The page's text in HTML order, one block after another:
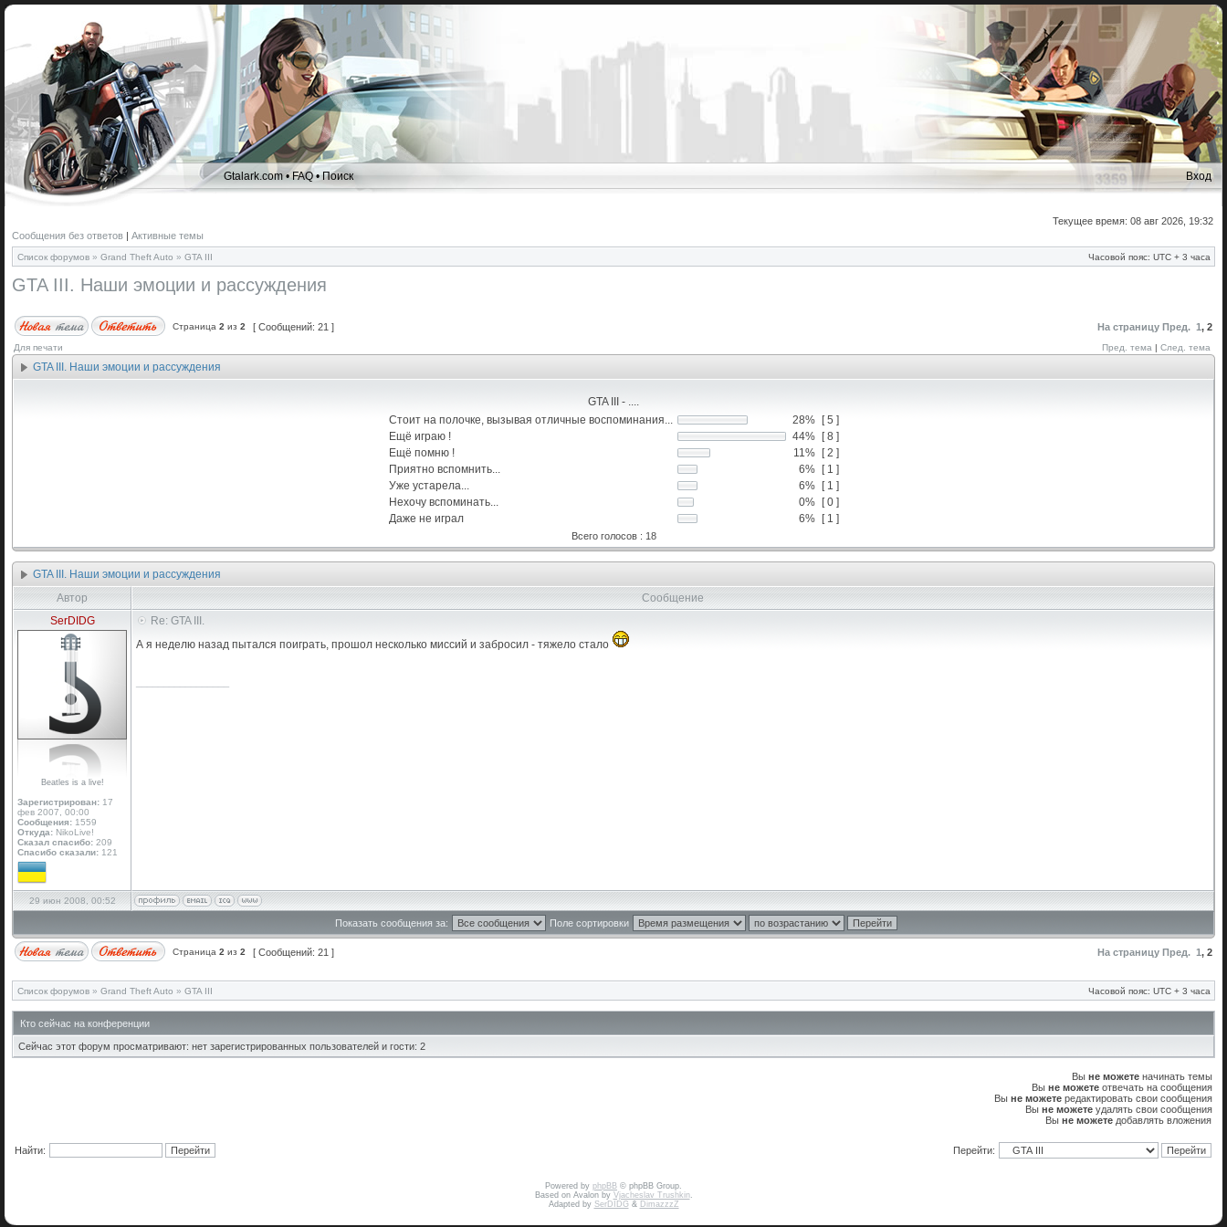
Gtalark.com •FAQ•Поиск Вход
Текущее время: 08 авг 2026, 19:32
Сообщения без ответов | Активные темы
Список форумов » Grand Theft Auto » GTA III Часовой пояс: UTC + 3 часа
GTA III. Наши эмоции и рассуждения
Страница 2 из 2 [ Сообщений: 21 ] На страницу Пред. 1, 2
Для печати Пред. тема | След. тема
GTA III. Наши эмоции и рассуждения
GTA III - ....
Стоит на полочке, вызывая отличные воспоминания...
28%
[ 5 ]
Ещё играю !
44%
[ 8 ]
Ещё помню !
11%
[ 2 ]
Приятно вспомнить...
6%
[ 1 ]
Уже устарела...
6%
[ 1 ]
Нехочу вспоминать...
0%
[ 0 ]
Даже не играл
6% [ 1 ]
Всего голосов : 18
GTA III. Наши эмоции и рассуждения
Автор
Сообщение
SerDIDG
Beatles is a live!
Зарегистрирован: 17
фев 2007, 00:00
Сообщения: 1559
Откуда: NikoLive!
Сказал спасибо: 209
Спасибо сказали: 121
Re: GTA III.
А я неделю назад пытался поиграть, прошол несколько миссий и забросил - тяжело стало
29 июн 2008, 00:52
Показать сообщения за: Поле сортировки
Страница 2 из 2 [ Сообщений: 21 ] На страницу Пред. 1, 2
Список форумов » Grand Theft Auto » GTA III Часовой пояс: UTC + 3 часа
Кто сейчас на конференции
Сейчас этот форум просматривают: нет зарегистрированных пользователей и гости: 2
Вы не можете начинать темы
Вы не можете отвечать на сообщения
Вы не можете редактировать свои сообщения
Вы не можете удалять свои сообщения
Вы не можете добавлять вложения
Найти: Перейти:
Powered by phpBB © phpBB Group.
Based on Avalon by Vjacheslav Trushkin.
Adapted by SerDIDG& DimazzzZ